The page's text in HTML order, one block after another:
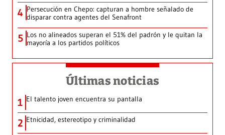
4 Persecución en Chepo: capturan a hombre señalado de
disparar contra agentes del Senafront
5 Los no alineados superan el 51% del padrón y le quitan la
mayoría a los partidos políticos
Últimas noticias
1 El talento joven encuentra su pantalla​
2 Etnicidad, estereotipo y criminalidad